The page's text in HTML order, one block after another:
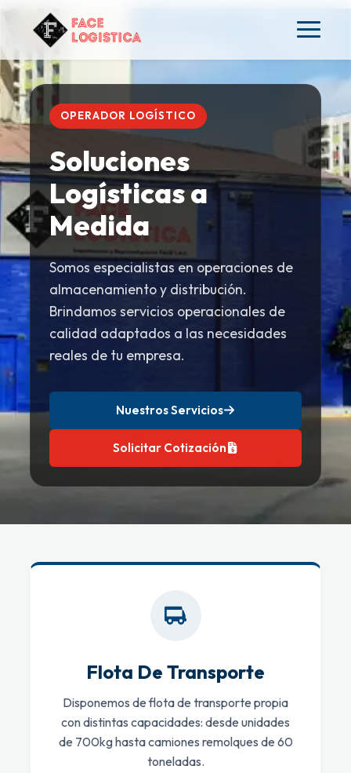
OPERADOR LOGÍSTICO
Soluciones
Logísticas a
Medida
Somos especialistas en operaciones de
almacenamiento y distribución.
Brindamos servicios operacionales de
calidad adaptados a las necesidades
reales de tu empresa.
Nuestros Servicios
Solicitar Cotización
Flota De Transporte
Disponemos de flota de transporte propia
con distintas capacidades: desde unidades
de 700kg hasta camiones remolques de 60
toneladas.